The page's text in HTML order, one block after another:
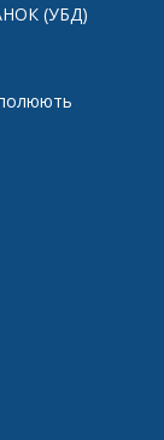
(УБД)